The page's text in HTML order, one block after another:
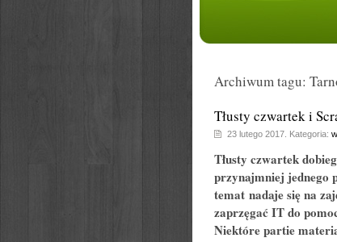
Archiwum tagu:
Tłusty czwartek i
23 lutego 2017. Kategoria:
Tłusty czwartek
przynajmniej jednego
temat nadaje się na
zaprzęgać IT do
Niektóre partie